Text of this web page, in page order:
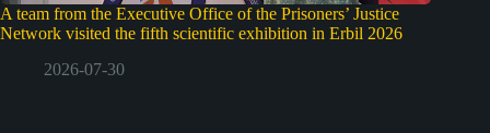
A team from the Executive Office of the Prisoners’ Justice
Network visited the fifth scientific exhibition in Erbil 2026
2026-07-30